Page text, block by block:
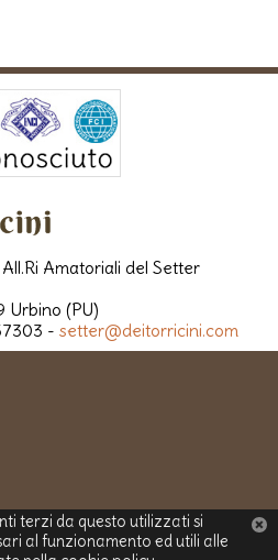
Amatoriali del Setter
Urbino (PU)
- setter@deitorricini.com
terzi da questo utilizzati si
al funzionamento ed utili alle